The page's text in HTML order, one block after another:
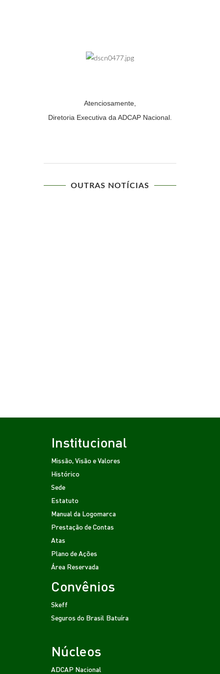
Atenciosamente,
Diretoria Executiva da ADCAP Nacional.
OUTRAS NOTÍCIAS
Institucional
Missão, Visão e Valores
Histórico
Sede
Estatuto
Manual da Logomarca
Prestação de Contas
Atas
Plano de Ações
Área Reservada
Convênios
Skeff
Seguros do Brasil Batuíra
Núcleos
ADCAP Nacional